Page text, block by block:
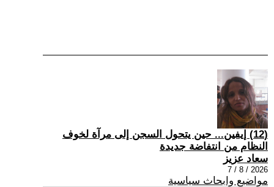
(12) إيفين... حين يتحول السجن إلى مرآة لخوف
النظام من انتفاضة جديدة
سعاد عزيز
2026 / 8 / 7
مواضيع وابحاث سياسية